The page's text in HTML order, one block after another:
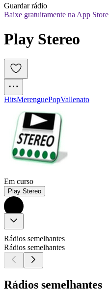
Guardar rádio
Baixe gratuitamente na App Store
Play Stereo
HitsMerenguePopVallenato
Em curso
Play Stereo
Rádios semelhantes
Rádios semelhantes
Rádios semelhantes